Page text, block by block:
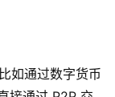
如通过数字货币